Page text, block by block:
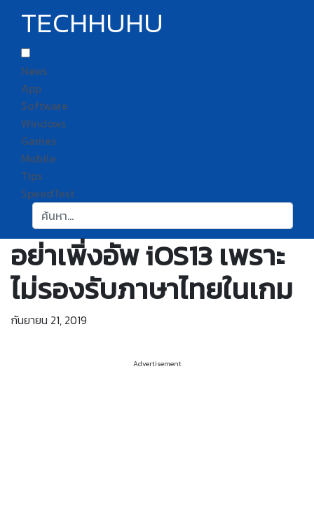
TECHHUHU
News
App
Software
Windows
Games
Mobile
Tips
SpeedTest
ค้นหา:
อย่าเพิ่งอัพ iOS13 เพราะ
ไม่รองรับภาษาไทยในเกม
กันยายน 21, 2019
Advertisement